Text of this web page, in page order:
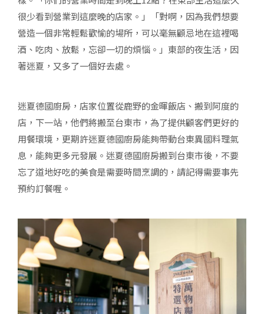
很少看到營業到這麼晚的店家。」「對啊，因為我們想要
營造一個非常輕鬆歡愉的場所，可以毫無顧忌地在這裡喝
酒、吃肉、放鬆，忘卻一切的煩惱。」東部的夜生活，因
著迷夏，又多了一個好去處。
迷夏德國廚房，店家位置從鹿野的金暉飯店、搬到阿度的
店，下一站，他們將搬至台東市，為了提供顧客們更好的
用餐環境，更期許迷夏德國廚房能夠帶動台東異國料理氣
息，能夠更多元發展。迷夏德國廚房搬到台東市後，不要
忘了道地好吃的美食是需要時間烹調的，請記得需要事先
預約訂餐喔。